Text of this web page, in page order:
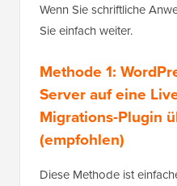
Wenn Sie schriftliche
Sie einfach weiter.
Methode 1:
Server auf eine
Migrations-Plugin
(empfohlen)
Diese Methode ist